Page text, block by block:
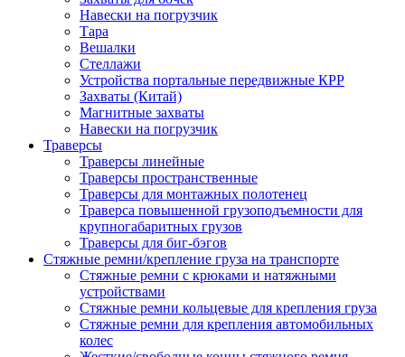
Навески на погрузчик
Тара
Вешалки
Стеллажи
Устройства портальные передвижные КРР
Захваты (Китай)
Магнитные захваты
Навески на погрузчик
Траверсы
Траверсы линейные
Траверсы пространственные
Траверсы для монтажных полотенец
Траверса повышенной грузоподъемности для
крупногабаритных грузов
Траверсы для биг-бэгов
Стяжные ремни/крепление груза на транспорте
Стяжные ремни с крюками и натяжными
устройствами
Стяжные ремни кольцевые для крепления груза
Стяжные ремни для крепления автомобильных
колес